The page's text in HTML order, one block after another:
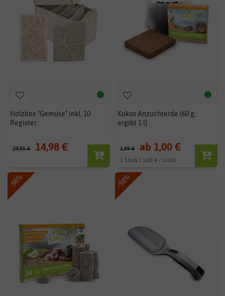
Holzbox "Gemüse" inkl. 10
Register
29,95 € 14,98 €
Kokos Anzuchterde (60 g,
ergibt 1 l)
1,99 € ab 1,00 €
1 Stück | 1,00 € / Stück
-50% -50%